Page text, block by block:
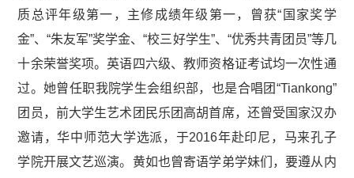
质总评年级第一，主修成绩年级第一，曾获“国家奖学
金”、“朱友军”奖学金、“校三好学生”、“优秀共青团员”等几
十余荣誉奖项。英语四六级、教师资格证考试均一次性通
过。她曾任职我院学生会组织部，也是合唱团“Tiankong”
团员，前大学生艺术团民乐团高胡首席，还曾受国家汉办
邀请，华中师范大学选派，于2016年赴印尼，马来孔子
学院开展文艺巡演。黄如也曾寄语学弟学妹们，要遵从内